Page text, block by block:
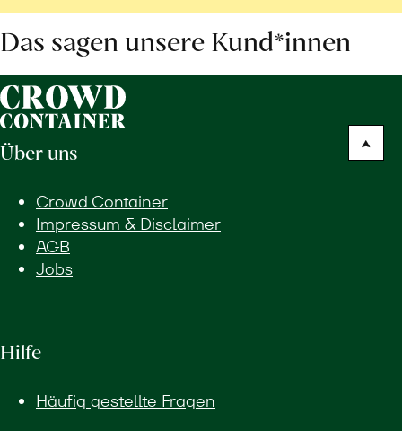
Das sagen unsere Kund*innen
Über uns
Crowd Container
Impressum & Disclaimer
AGB
Jobs
Hilfe
Häufig gestellte Fragen